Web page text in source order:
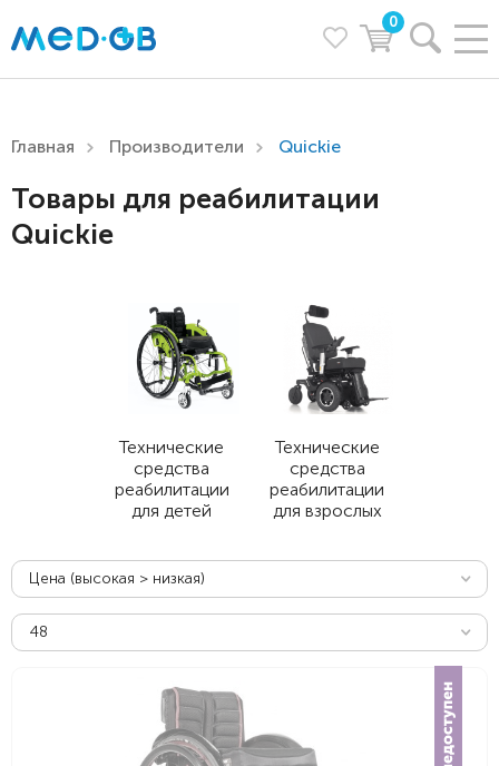
0
Главная Производители Quickie
Товары для реабилитации
Quickie
Технические
средства
реабилитации
для детей
Технические
средства
реабилитации
для взрослых
Цена (высокая > низкая)
48